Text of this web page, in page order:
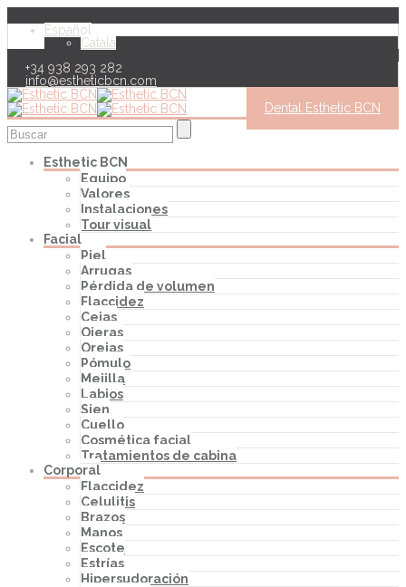
Español
Català
+34 938 293 282
info@estheticbcn.com
Dental Esthetic BCN
Esthetic BCN
Equipo
Valores
Instalaciones
Tour visual
Facial
Piel
Arrugas
Pérdida de volumen
Flaccidez
Cejas
Ojeras
Orejas
Pómulo
Mejilla
Labios
Sien
Cuello
Cosmética facial
Tratamientos de cabina
Corporal
Flaccidez
Celulitis
Brazos
Manos
Escote
Estrías
Hipersudoración